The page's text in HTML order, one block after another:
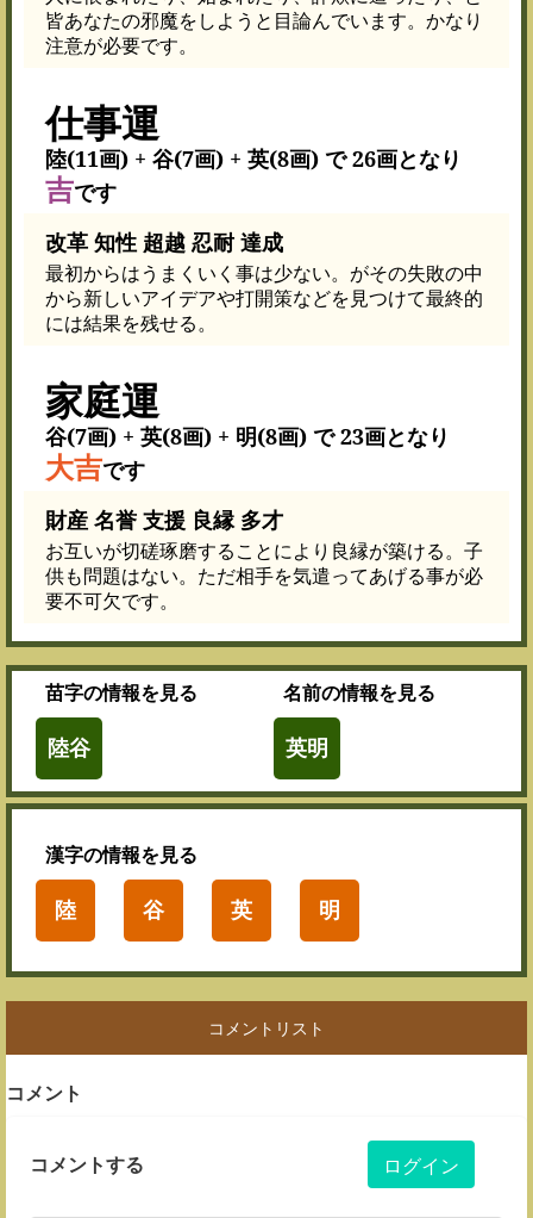
皆あなたの邪魔をしようと目論んでいます。かなり
注意が必要です。
仕事運
陸(11画) + 谷(7画) + 英(8画) で 26画となり
吉です
改革 知性 超越 忍耐 達成
最初からはうまくいく事は少ない。がその失敗の中
から新しいアイデアや打開策などを見つけて最終的
には結果を残せる。
家庭運
谷(7画) + 英(8画) + 明(8画) で 23画となり
大吉です
財産 名誉 支援 良縁 多才
お互いが切磋琢磨することにより良縁が築ける。子
供も問題はない。ただ相手を気遣ってあげる事が必
要不可欠です。
苗字の情報を見る
陸谷
名前の情報を見る
英明
漢字の情報を見る
陸 谷 英 明
コメントリスト
コメント
コメントする ログイン